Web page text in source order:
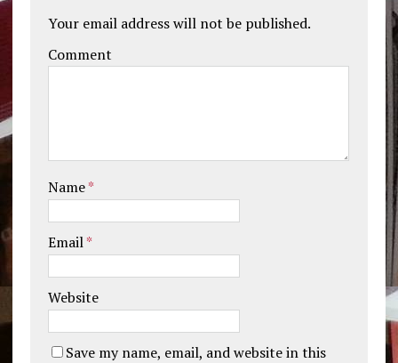
Your email address will not be published.
Comment
Name*
Email*
Website
Save my name, email, and website in this